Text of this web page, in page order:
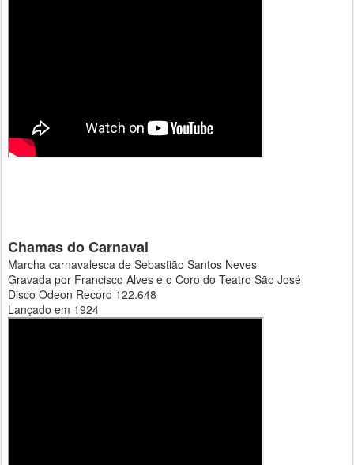
Chamas do Carnaval
Marcha carnavalesca de Sebastião Santos Neves
Gravada por Francisco Alves e o Coro do Teatro São José
Disco Odeon Record 122.648
Lançado em 1924